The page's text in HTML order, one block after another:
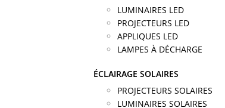
LUMINAIRES LED
PROJECTEURS LED
APPLIQUES LED
LAMPES À DÉCHARGE
ÉCLAIRAGE SOLAIRES
PROJECTEURS SOLAIRES
LUMINAIRES SOLAIRES